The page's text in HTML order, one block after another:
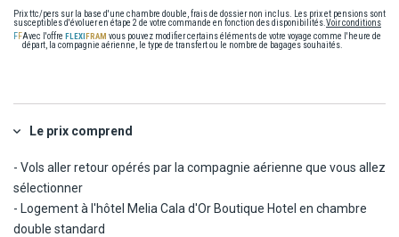
Prix ttc/pers sur la base d'une chambre double, frais de dossier non inclus. Les prix et pensions sont
susceptibles d'évoluer en étape 2 de votre commande en fonction des disponibilités. Voir conditions
Avec l'offre
vous pouvez modifier certains éléments de votre voyage comme l'heure de
départ, la compagnie aérienne, le type de transfert ou le nombre de bagages souhaités.
Le prix comprend
- Vols aller retour opérés par la compagnie aérienne que vous allez
sélectionner
- Logement à l'hôtel Melia Cala d'Or Boutique Hotel en chambre
double standard